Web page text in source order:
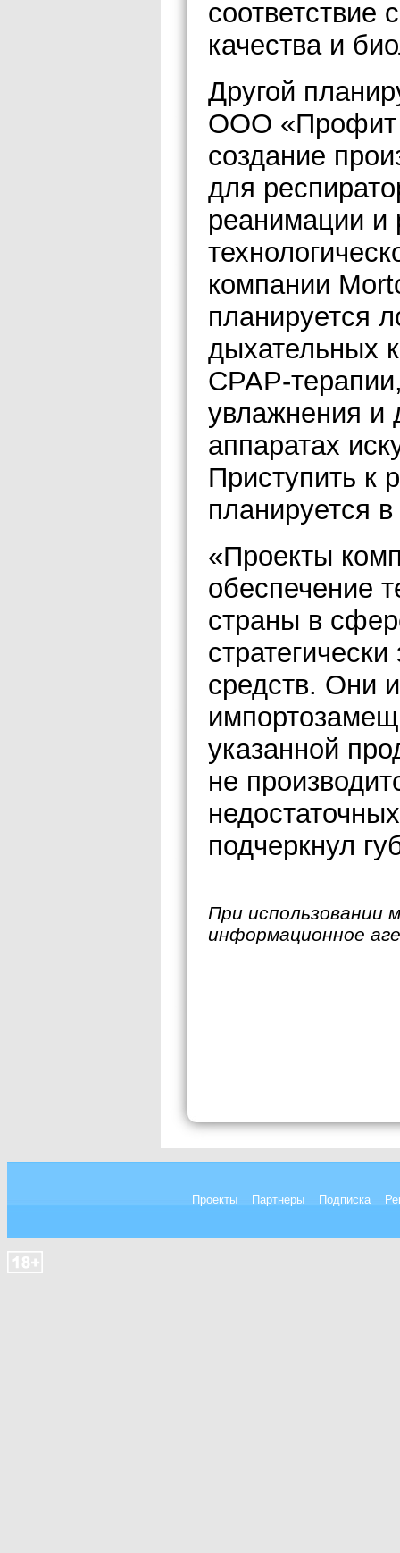
качества и
Другой
ООО «Профит
создание
для
реанимации и
компании
планируется
дыхательных
CPAP-
увлажнения и
аппаратах
Приступить к
планируется в
«Проекты
обеспечение
страны в
средств. Они
указанной
не
подчеркнул
При использовании
информационное
Проекты Партнеры Подписка